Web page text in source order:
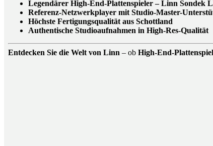
Legendärer High-End-Plattenspieler – Linn Sondek
Referenz-Netzwerkplayer mit Studio-Master-
Höchste Fertigungsqualität aus Schottland
Authentische Studioaufnahmen in High-Res-Qualität
Entdecken Sie die Welt von Linn – ob High-End-